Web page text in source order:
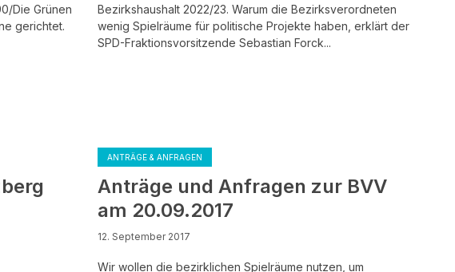
Die Grünen
gerichtet.
Bezirkshaushalt 2022/23. Warum die Bezirksverordneten
wenig Spielräume für politische Projekte haben, erklärt der
SPD-Fraktionsvorsitzende Sebastian Forck...
ANTRÄGE & ANFRAGEN
Anträge und Anfragen zur BVV
am 20.09.2017
12. September 2017
Wir wollen die bezirklichen Spielräume nutzen, um